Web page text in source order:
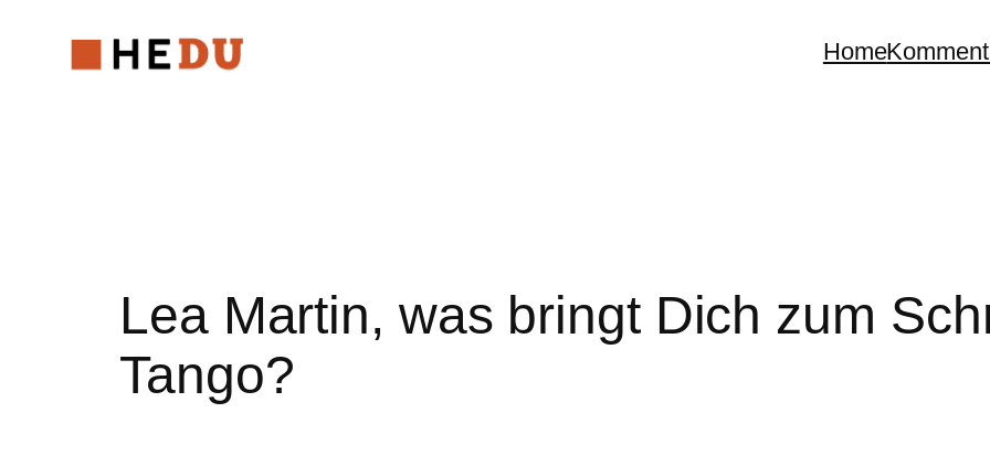
Home
Lea Martin, was bringt Dich zum
Tango?